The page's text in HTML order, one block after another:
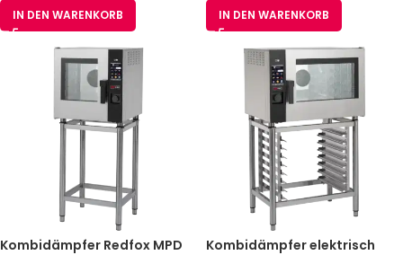
IN DEN WARENKORB IN DEN WARENKORB
Kombidämpfer Redfox MPD
Kombidämpfer elektrisch